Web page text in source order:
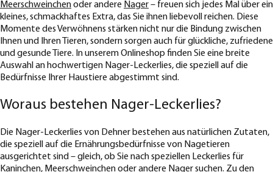
Meerschweinchenoder andere Nager– freuen sich jedes Mal über ein
kleines, schmackhaftes Extra, das Sie ihnen liebevoll reichen. Diese
Momente des Verwöhnens stärken nicht nur die Bindung zwischen
Ihnen und Ihren Tieren, sondern sorgen auch für glückliche, zufriedene
und gesunde Tiere. In unserem Onlineshop finden Sie eine breite
Auswahl an hochwertigen Nager-Leckerlies, die speziell auf die
Bedürfnisse Ihrer Haustiere abgestimmt sind.
Woraus bestehen Nager-Leckerlies?
Die Nager-Leckerlies von Dehner bestehen aus natürlichen Zutaten,
die speziell auf die Ernährungsbedürfnisse von Nagetieren
ausgerichtet sind – gleich, ob Sie nach speziellen Leckerlies für
Kaninchen, Meerschweinchen oder andere Nager suchen. Zu den